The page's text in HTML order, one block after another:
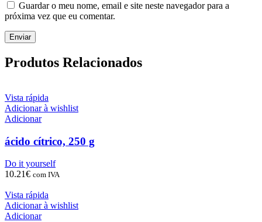
Guardar o meu nome, email e site neste navegador para a
próxima vez que eu comentar.
Produtos Relacionados
Vista rápida
Adicionar à wishlist
Adicionar
ácido cítrico, 250 g
Do it yourself
10.21€ com IVA
Vista rápida
Adicionar à wishlist
Adicionar